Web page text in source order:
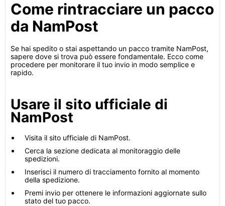
Come rintracciare un pacco
da NamPost
Se hai spedito o stai aspettando un pacco tramite NamPost,
sapere dove si trova può essere fondamentale. Ecco come
procedere per monitorare il tuo invio in modo semplice e
rapido.
Usare il sito ufficiale di
NamPost
Visita il sito ufficiale di NamPost.
Cerca la sezione dedicata al monitoraggio delle
spedizioni.
Inserisci il numero di tracciamento fornito al momento
della spedizione.
Premi invio per ottenere le informazioni aggiornate sullo
stato del tuo pacco.